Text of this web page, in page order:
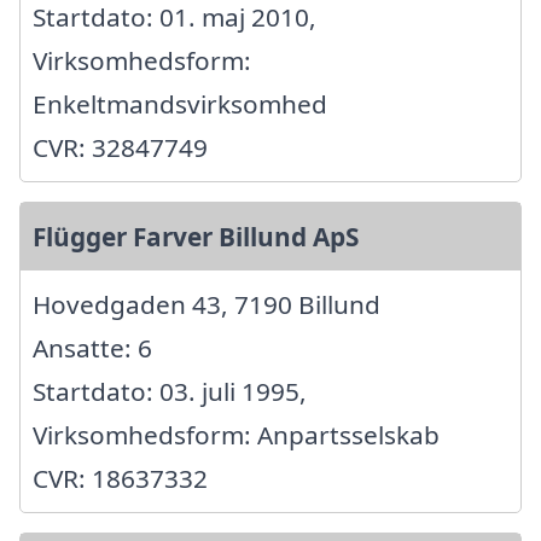
Startdato: 01. maj 2010,
Virksomhedsform:
Enkeltmandsvirksomhed
CVR: 32847749
Flügger Farver Billund ApS
Hovedgaden 43, 7190 Billund
Ansatte: 6
Startdato: 03. juli 1995,
Virksomhedsform: Anpartsselskab
CVR: 18637332